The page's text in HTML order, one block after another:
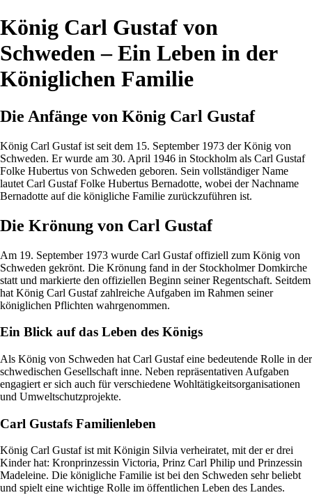
König Carl Gustaf von
Schweden – Ein Leben in der
Königlichen Familie
Die Anfänge von König Carl Gustaf
König Carl Gustaf ist seit dem 15. September 1973 der König von
Schweden. Er wurde am 30. April 1946 in Stockholm als Carl Gustaf
Folke Hubertus von Schweden geboren. Sein vollständiger Name
lautet Carl Gustaf Folke Hubertus Bernadotte, wobei der Nachname
Bernadotte auf die königliche Familie zurückzuführen ist.
Die Krönung von Carl Gustaf
Am 19. September 1973 wurde Carl Gustaf offiziell zum König von
Schweden gekrönt. Die Krönung fand in der Stockholmer Domkirche
statt und markierte den offiziellen Beginn seiner Regentschaft. Seitdem
hat König Carl Gustaf zahlreiche Aufgaben im Rahmen seiner
königlichen Pflichten wahrgenommen.
Ein Blick auf das Leben des Königs
Als König von Schweden hat Carl Gustaf eine bedeutende Rolle in der
schwedischen Gesellschaft inne. Neben repräsentativen Aufgaben
engagiert er sich auch für verschiedene Wohltätigkeitsorganisationen
und Umweltschutzprojekte.
Carl Gustafs Familienleben
König Carl Gustaf ist mit Königin Silvia verheiratet, mit der er drei
Kinder hat: Kronprinzessin Victoria, Prinz Carl Philip und Prinzessin
Madeleine. Die königliche Familie ist bei den Schweden sehr beliebt
und spielt eine wichtige Rolle im öffentlichen Leben des Landes.